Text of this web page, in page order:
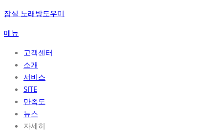
콘
츠
잠실 노래방도우미
메뉴
고객센터
소개
서비스
SITE
만족도
뉴스
자세히